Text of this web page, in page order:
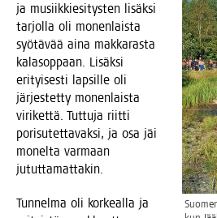
ja musiik­kie­si­tys­ten lisäk­si
tar­jol­la oli monen­lais­ta
syö­tä­vää aina mak­ka­ras­ta
kala­sop­paan. Lisäk­si
eri­tyi­ses­ti lap­sil­le oli
jär­jes­tet­ty monen­lais­ta
viri­ket­tä. Tut­tu­ja riit­ti
pori­su­tet­ta­vak­si, ja osa jäi
monel­ta var­maan
jututtamattakin.
Tun­nel­ma oli kor­keal­la ja